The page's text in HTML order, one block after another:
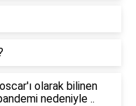
olarak bilinen
nedeniyle ..